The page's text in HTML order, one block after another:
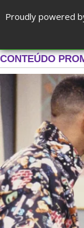
Proudly powered